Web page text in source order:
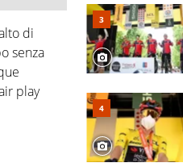
di
senza
play